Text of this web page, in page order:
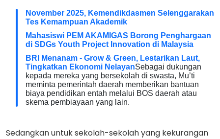
November 2025, Kemendikdasmen Selenggarakan
Tes Kemampuan Akademik
Mahasiswi PEM AKAMIGAS Borong Penghargaan
di SDGs Youth Project Innovation di Malaysia
BRI Menanam - Grow & Green, Lestarikan Laut,
Tingkatkan Ekonomi NelayanSebagai dukungan
kepada mereka yang bersekolah di swasta, Mu’ti
meminta pemerintah daerah memberikan bantuan
biaya pendidikan entah melalui BOS daerah atau
skema pembiayaan yang lain.
Sedangkan untuk sekolah-sekolah yang kekurangan